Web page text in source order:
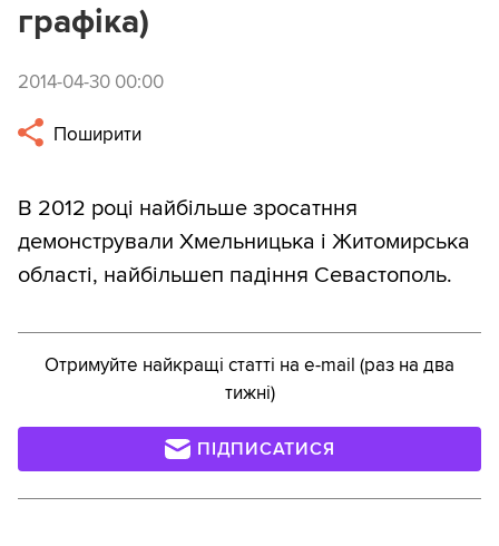
графіка)
2014-04-30 00:00
Поширити
В 2012 році найбільше зросатння
демонстрували Хмельницька і Житомирська
області, найбільшеп падіння Севастополь.
Отримуйте найкращі статті на e-mail (раз на два
тижні)
ПІДПИСАТИСЯ